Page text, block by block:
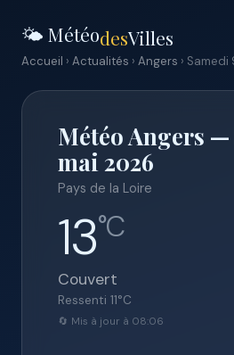
🌤️ MétéodesVilles
Accueil › Actualités › Angers ›
Météo Angers —
mai 2026
Pays de la Loire
13°C
Couvert
Ressenti 11°C
🔄 Mis à jour à 08:06